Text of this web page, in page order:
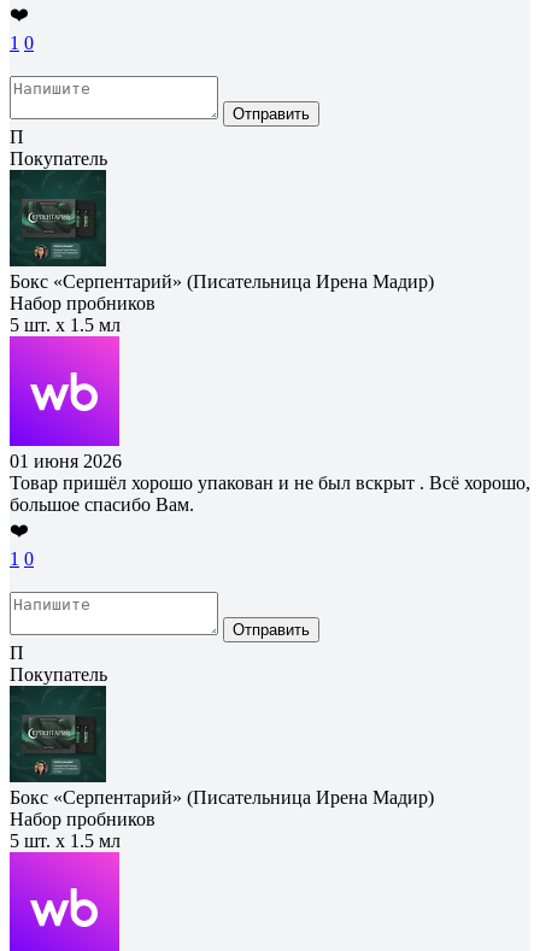
❤️
1 0
Отправить
П
Покупатель
Бокс «Серпентарий» (Писательница Ирена Мадир)
Набор пробников
5 шт. х 1.5 мл
01 июня 2026
Товар пришёл хорошо упакован и не был вскрыт . Всё хорошо,
большое спасибо Вам.
❤️
1 0
Отправить
П
Покупатель
Бокс «Серпентарий» (Писательница Ирена Мадир)
Набор пробников
5 шт. х 1.5 мл